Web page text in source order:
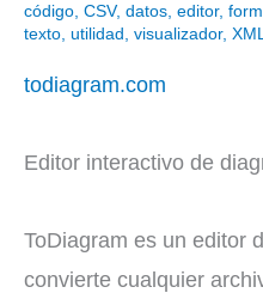
código CSV, datos editor,
texto utilidad visualizador, XML
todiagram.com
Editor interactivo de
ToDiagram es un editor
convierte cualquier